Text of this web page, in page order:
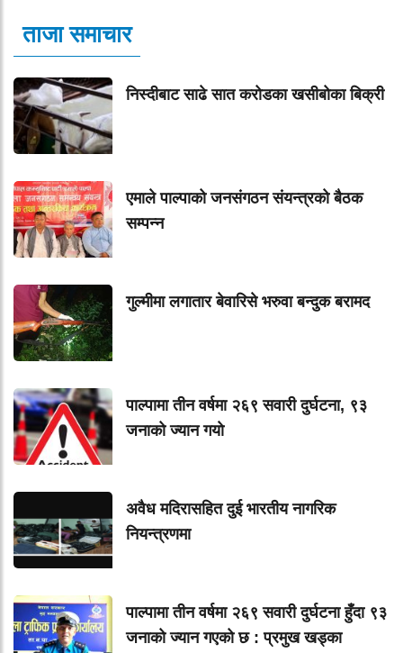
ताजा समाचार
निस्दीबाट साढे सात करोडका खसीबोका बिक्री
एमाले पाल्पाको जनसंगठन संयन्त्रको बैठक
सम्पन्न
गुल्मीमा लगातार बेवारिसे भरुवा बन्दुक बरामद
पाल्पामा तीन वर्षमा २६९ सवारी दुर्घटना, ९३
जनाको ज्यान गयाे
अवैध मदिरासहित दुई भारतीय नागरिक
नियन्त्रणमा
पाल्पामा तीन वर्षमा २६९ सवारी दुर्घटना हुँदा ९३
जनाको ज्यान गएको छ : प्रमुख खड्का